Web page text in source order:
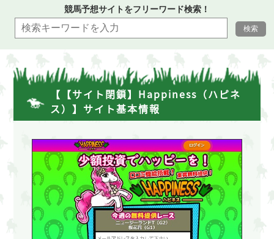
競馬予想サイトをフリーワード検索！
【【サイト閉鎖】Happiness（ハピネ
ス）】サイト基本情報